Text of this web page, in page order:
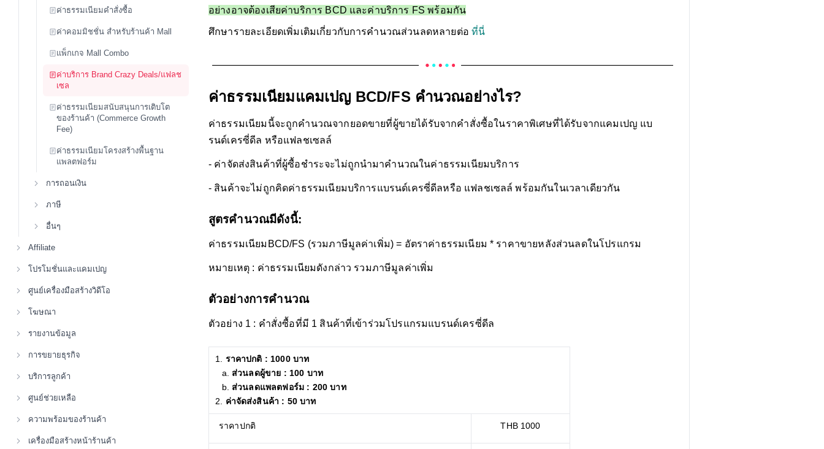
ค่าธรรมเนียมคำสั่งซื้อ
ค่าคอมมิชชั่น สำหรับร้านค้า Mall
แพ็กเกจ Mall Combo
ค่าบริการ Brand Crazy Deals/แฟลช
เซล
ค่าธรรมเนียมสนับสนุนการเติบโต
ของร้านค้า (Commerce Growth
Fee)
ค่าธรรมเนียมโครงสร้างพื้นฐาน
แพลตฟอร์ม
การถอนเงิน
ภาษี
อื่นๆ
Affiliate
โปรโมชั่นและแคมเปญ
ศูนย์เครื่องมือสร้างวิดีโอ
โฆษณา
รายงานข้อมูล
การขยายธุรกิจ
บริการลูกค้า
ศูนย์ช่วยเหลือ
ความพร้อมของร้านค้า
เครื่องมือสร้างหน้าร้านค้า
อย่างอาจต้องเสียค่าบริการ BCD และค่าบริการ FS พร้อมกัน
ศึกษารายละเอียดเพิ่มเติมเกี่ยวกับการคำนวณส่วนลดหลายต่อที่นี่
ค่าธรรมเนียมแคมเปญ BCD/FS คำนวณอย่างไร?
ค่าธรรมเนียมนี้จะถูกคำนวณจากยอดขายที่ผู้ขายได้รับจากคำสั่งซื้อในราคาพิเศษที่ได้รับจากแคมเปญ แบ
รนด์เครซี่ดีล หรือแฟลชเซลล์
- ค่าจัดส่งสินค้าที่ผู้ซื้อชำระจะไม่ถูกนำมาคำนวณในค่าธรรมเนียมบริการ
- สินค้าจะไม่ถูกคิดค่าธรรมเนียมบริการแบรนด์เครซี่ดีลหรือ แฟลชเซลล์ พร้อมกันในเวลาเดียวกัน
สูตรคำนวณมีดังนี้:
ค่าธรรมเนียมBCD/FS (รวมภาษีมูลค่าเพิ่ม) = อัตราค่าธรรมเนียม * ราคาขายหลังส่วนลดในโปรแกรม
หมายเหตุ : ค่าธรรมเนียมดังกล่าว รวมภาษีมูลค่าเพิ่ม
ตัวอย่างการคำนวณ
ตัวอย่าง 1 : คำสั่งซื้อที่มี 1 สินค้าที่เข้าร่วมโปรแกรมแบรนด์เครซี่ดีล
ราคาปกติ : 1000 บาท
ส่วนลดผู้ขาย : 100 บาท
ส่วนลดแพลตฟอร์ม : 200 บาท
ค่าจัดส่งสินค้า : 50 บาท
ราคาปกติ THB 1000